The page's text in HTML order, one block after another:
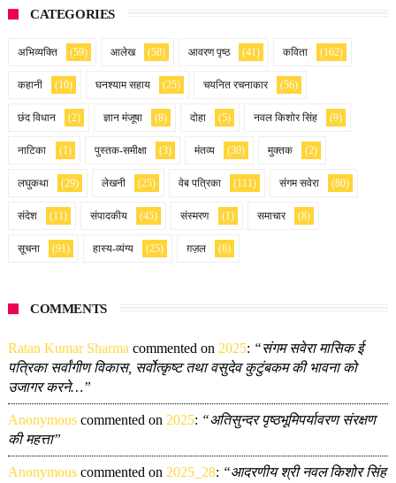
CATEGORIES
अभिव्यक्ति (59) आलेख (58) आवरण पृष्ठ (41) कविता (162)
कहानी (10) घनश्याम सहाय (25) चयनित रचनाकार (56)
छंद विधान (2) ज्ञान मंजूषा (8) दोहा (5) नवल किशोर सिंह (9)
नाटिका (1) पुस्तक-समीक्षा (3) मंतव्य (30) मुक्तक (2)
लघुकथा (29) लेखनी (25) वेब पत्रिका (111) संगम सवेरा (80)
संदेश (11) संपादकीय (45) संस्मरण (1) समाचार (8)
सूचना (91) हास्य-व्यंग्य (25) ग़ज़ल (8)
COMMENTS
Ratan Kumar Sharma commented on 2025: “संगम सवेरा मासिक ई
पत्रिका सर्वांगीण विकास, सर्वोत्कृष्ट तथा वसुदेव कुटुंबकम की भावना को
उजागर करने…”
Anonymouscommented on 2025: “अतिसुन्दर पृष्ठभूमिपर्यावरण संरक्षण
की महत्ता”
Anonymouscommented on 2025_28: “आदरणीय श्री नवल किशोर सिंह